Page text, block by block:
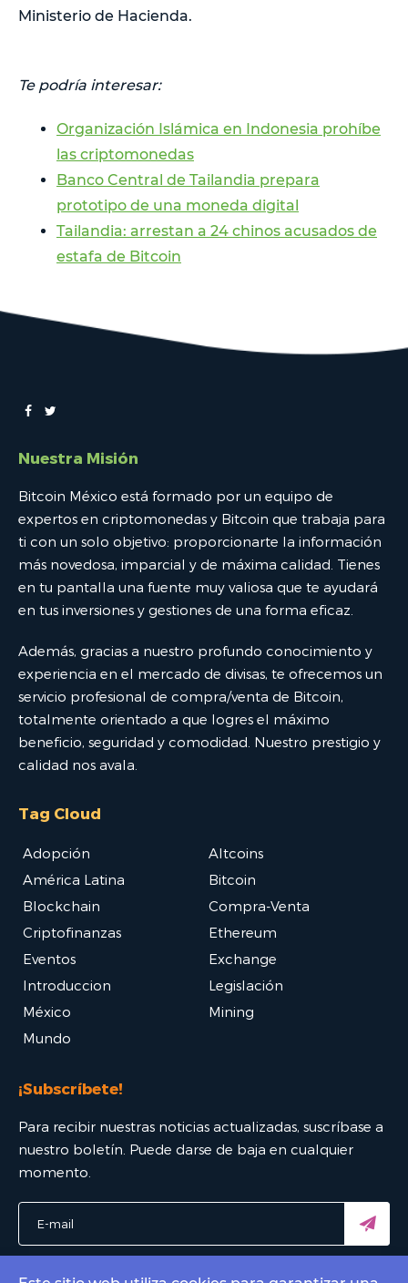
Ministerio de Hacienda.
Te podría interesar:
Organización Islámica en Indonesia prohíbe
las criptomonedas
Banco Central de Tailandia prepara
prototipo de una moneda digital
Tailandia: arrestan a 24 chinos acusados de
estafa de Bitcoin
Nuestra Misión
Bitcoin México está formado por un equipo de
expertos en criptomonedas y Bitcoin que trabaja para
ti con un solo objetivo: proporcionarte la información
más novedosa, imparcial y de máxima calidad. Tienes
en tu pantalla una fuente muy valiosa que te ayudará
en tus inversiones y gestiones de una forma eficaz.
Además, gracias a nuestro profundo conocimiento y
experiencia en el mercado de divisas, te ofrecemos un
servicio profesional de compra/venta de Bitcoin,
totalmente orientado a que logres el máximo
beneficio, seguridad y comodidad. Nuestro prestigio y
calidad nos avala.
Tag Cloud
Adopción
Altcoins
América Latina
Bitcoin
Blockchain
Compra-Venta
Criptofinanzas
Ethereum
Eventos
Exchange
Introduccion
Legislación
México
Mining
Mundo
¡Subscríbete!
Para recibir nuestras noticias actualizadas, suscríbase a
nuestro boletín. Puede darse de baja en cualquier
momento.